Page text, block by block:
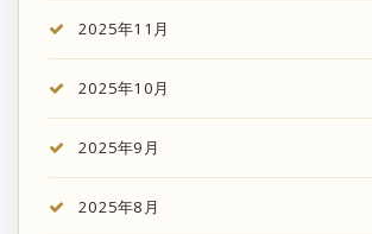
2025年11月
2025年10月
2025年9月
2025年8月